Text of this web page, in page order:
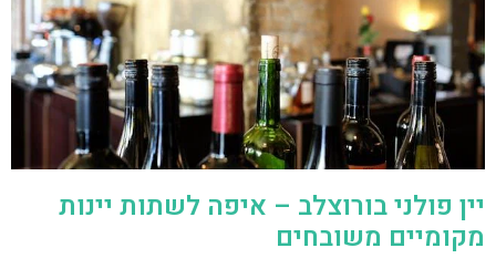
יין פולני בורוצלב – איפה לשתות יינות
מקומיים משובחים